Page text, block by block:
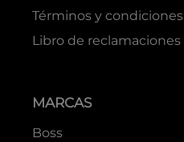
Términos y condiciones
Libro de reclamaciones
MARCAS
Boss